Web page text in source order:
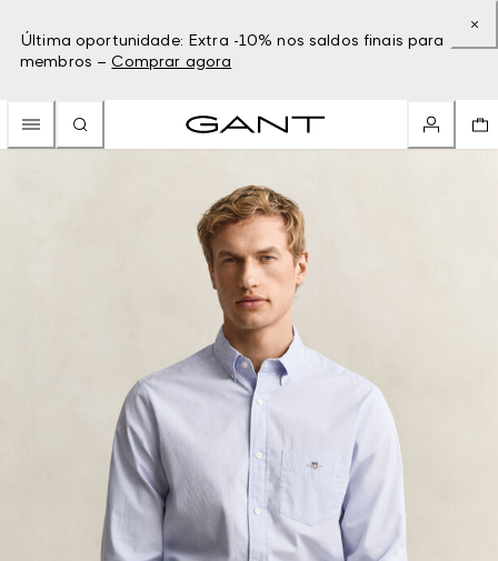
Última oportunidade: Extra -10% nos saldos finais para
membros – Comprar agora